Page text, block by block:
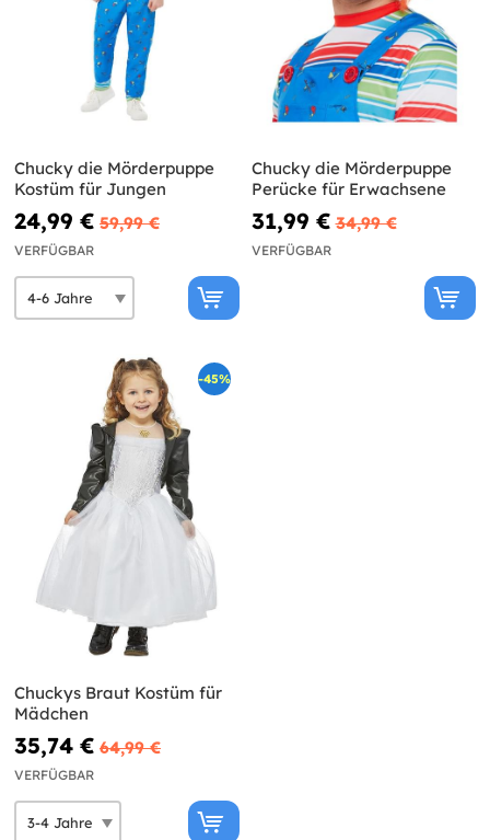
Chucky die Mörderpuppe
Kostüm für Jungen
24,99 € 59,99 €
VERFÜGBAR
Chucky die Mörderpuppe
Perücke für Erwachsene
31,99 € 34,99 €
VERFÜGBAR
-45%
Chuckys Braut Kostüm für
Mädchen
35,74 € 64,99 €
VERFÜGBAR